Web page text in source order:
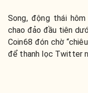
Song, động thái
chao đảo đầu tiên
Coin68 đón chờ
để thanh lọc Twitter